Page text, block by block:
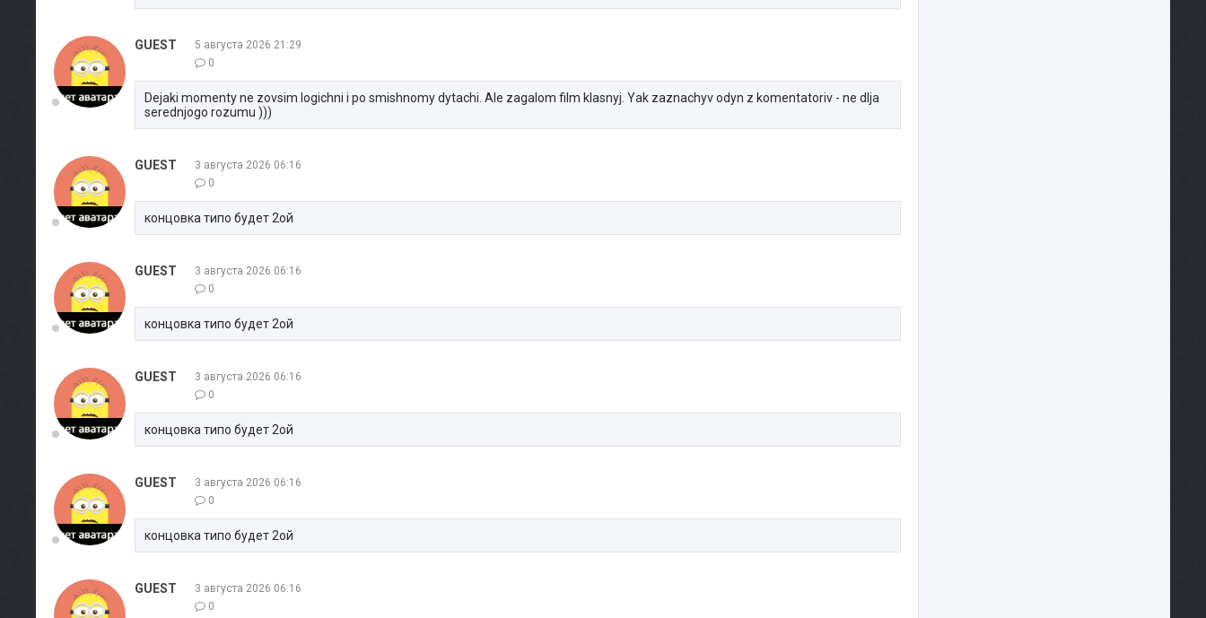
GUEST
5 августа 2026 21:29
0
Dejaki momenty ne zovsim logichni i po smishnomy dytachi. Ale zagalom film klasnyj. Yak zaznachyv odyn z komentatoriv - ne dlja
serednjogo rozumu )))
GUEST
3 августа 2026 06:16
0
концовка типо будет 2ой
GUEST
3 августа 2026 06:16
0
концовка типо будет 2ой
GUEST
3 августа 2026 06:16
0
концовка типо будет 2ой
GUEST
3 августа 2026 06:16
0
концовка типо будет 2ой
GUEST
3 августа 2026 06:16
0